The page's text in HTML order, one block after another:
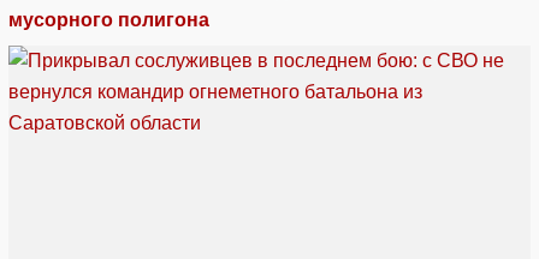
мусорного полигона